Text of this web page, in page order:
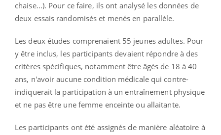
chaise...). Pour ce faire, ils ont analysé les données de
deux essais randomisés et menés en parallèle.
Les deux études comprenaient 55 jeunes adultes. Pour
y être inclus, les participants devaient répondre à des
critères spécifiques, notamment être âgés de 18 à 40
ans, n'avoir aucune condition médicale qui contre-
indiquerait la participation à un entraînement physique
et ne pas être une femme enceinte ou allaitante.
Les participants ont été assignés de manière aléatoire à